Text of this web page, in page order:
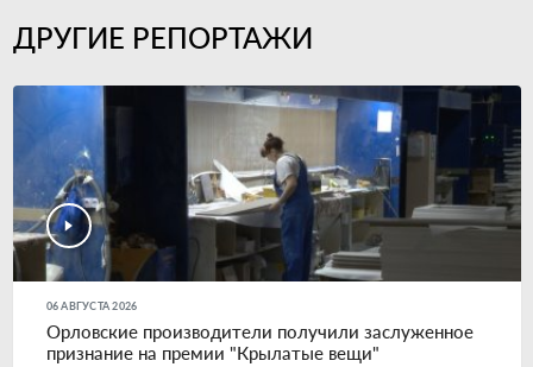
ДРУГИЕ РЕПОРТАЖИ
06 АВГУСТА 2026
Орловские производители получили заслуженное
признание на премии "Крылатые вещи"